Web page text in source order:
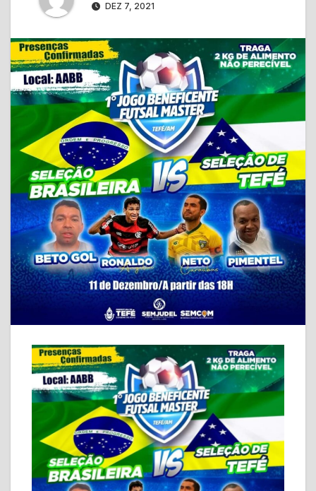
DEZ 7, 2021